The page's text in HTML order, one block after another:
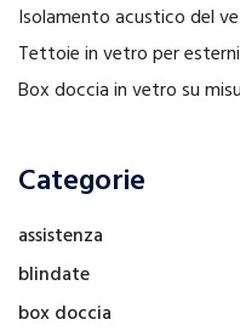
Isolamento acustico del
Tettoie in vetro per
Box doccia in vetro su
Categorie
assistenza
blindate
box doccia